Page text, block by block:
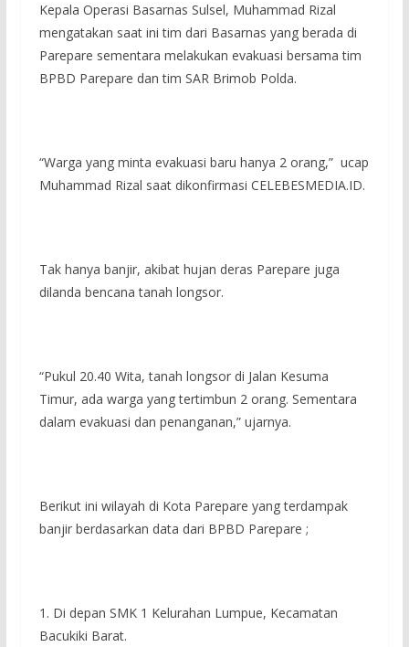
Kepala Operasi Basarnas Sulsel, Muhammad Rizal
mengatakan saat ini tim dari Basarnas yang berada di
Parepare sementara melakukan evakuasi bersama tim
BPBD Parepare dan tim SAR Brimob Polda.
“Warga yang minta evakuasi baru hanya 2 orang,” ucap
Muhammad Rizal saat dikonfirmasi CELEBESMEDIA.ID.
Tak hanya banjir, akibat hujan deras Parepare juga
dilanda bencana tanah longsor.
“Pukul 20.40 Wita, tanah longsor di Jalan Kesuma
Timur, ada warga yang tertimbun 2 orang. Sementara
dalam evakuasi dan penanganan,” ujarnya.
Berikut ini wilayah di Kota Parepare yang terdampak
banjir berdasarkan data dari BPBD Parepare ;
1. Di depan SMK 1 Kelurahan Lumpue, Kecamatan
Bacukiki Barat.